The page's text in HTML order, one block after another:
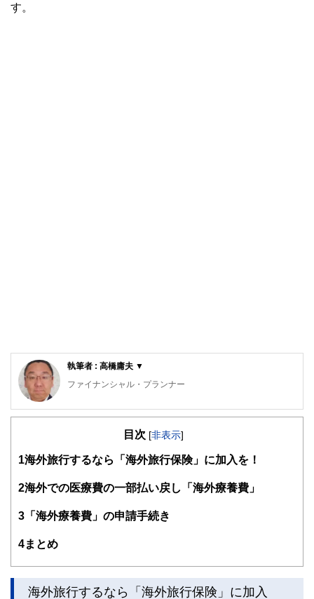
す。
執筆者 : 高橋庸夫 ▼
ファイナンシャル・プランナー
住宅ローンアドバイザー ,宅地建物取引士, マンション管理
サラリーマン生活２４年、その間１０回以上の転勤を経験
に努めるとともに、自らが経験した「サラリーマンの退職、
として、個別相談、セミナー講師など精力的に活動。また、
住者への支援を実施。妻と長女と犬１匹。
目次 [非表示]
1 海外旅行するなら「海外旅行保険」に加入を！
2海外での医療費の一部払い戻し「海外療養費」
3 「海外療養費」の申請手続き
4まとめ
海外旅行するなら「海外旅行保険」に加入